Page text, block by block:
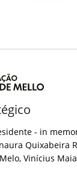
- in
Quixabeira
Vinícius